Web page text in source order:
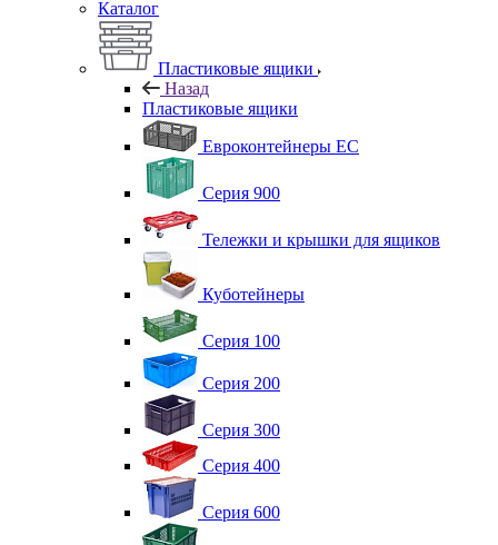
Каталог
Пластиковые ящики
Назад
Пластиковые ящики
Евроконтейнеры ЕС
Серия 900
Тележки и крышки для ящиков
Куботейнеры
Серия 100
Серия 200
Серия 300
Серия 400
Серия 600